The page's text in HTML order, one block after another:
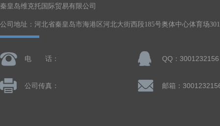
秦皇岛维克托国际贸易有限公司
公司地址：河北省秦皇岛市海港区河北大街西段185号奥体中心体育场
电 话： QQ：3001232156
公司传真： 邮箱：